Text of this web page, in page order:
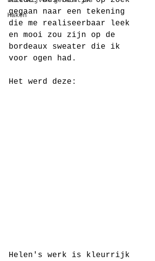
Haken
gegaan naar een tekening
die me realiseerbaar leek
en mooi zou zijn op de
bordeaux sweater die ik
voor ogen had.
Het werd deze:
Helen's werk is kleurrijk